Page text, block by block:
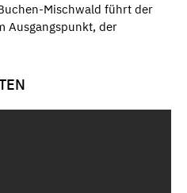
Mischwald führt der
Ausgangspunkt, der